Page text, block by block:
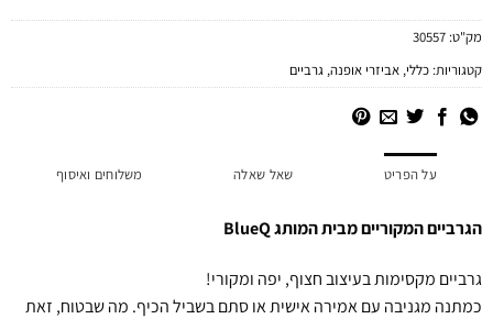
מק"ט:30557
קטגוריות:כללי,אביזרי אופנה,גרביים
על הפריט שאל שאלה משלוחים ואיסוף
הגרביים המקוריים מבית המותג BlueQ
גרביים מקסימות בעיצוב חצוף, יפה ומקורי!
כמתנה מגניבה עם אמירה אישית או סתם בשביל הכיף. מה שבטוח, זאת